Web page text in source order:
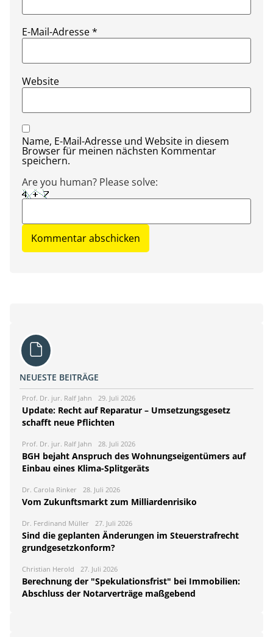
E-Mail-Adresse*
Website
Name, E-Mail-Adresse und Website in diesem
Browser für meinen nächsten Kommentar
speichern.
Are you human? Please solve:
NEUESTE BEITRÄGE
Prof. Dr. jur. Ralf Jahn 29. Juli 2026
Update: Recht auf Reparatur – Umsetzungsgesetz
schafft neue Pflichten
Prof. Dr. jur. Ralf Jahn 28. Juli 2026
BGH bejaht Anspruch des Wohnungseigentümers auf
Einbau eines Klima-Splitgeräts
Dr. Carola Rinker 28. Juli 2026
Vom Zukunftsmarkt zum Milliardenrisiko
Dr. Ferdinand Müller 27. Juli 2026
Sind die geplanten Änderungen im Steuerstrafrecht
grundgesetzkonform?
Christian Herold 27. Juli 2026
Berechnung der "Spekulationsfrist" bei Immobilien:
Abschluss der Notarverträge maßgebend